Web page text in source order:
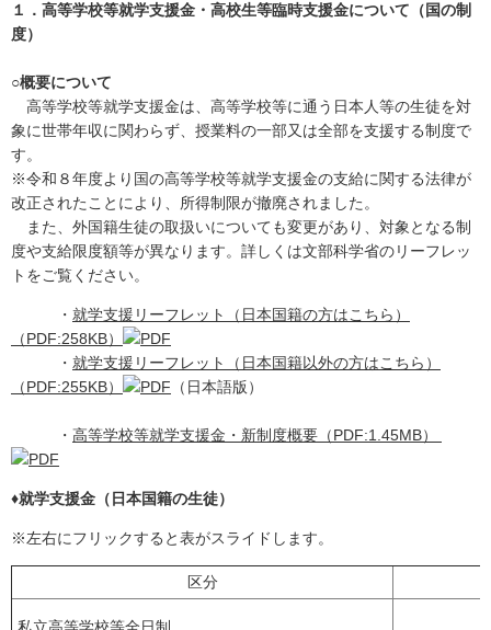
１．高等学校等就学支援金・高校生等臨時支援金について（国の制
度）
○概要について
高等学校等就学支援金は、高等学校等に通う日本人等の生徒を対
象に世帯年収に関わらず、授業料の一部又は全部を支援する制度で
す。
※令和８年度より国の高等学校等就学支援金の支給に関する法律が
改正されたことにより、所得制限が撤廃されました。
また、外国籍生徒の取扱いについても変更があり、対象となる制
度や支給限度額等が異なります。詳しくは文部科学省のリーフレッ
トをご覧ください。
・ 就学支援リーフレット（日本国籍の方はこちら）
（PDF:258KB）
・ 就学支援リーフレット（日本国籍以外の方はこちら）
（PDF:255KB）
（日本語版）
・ 高等学校等就学支援金・新制度概要（PDF:1.45MB）
♦就学支援金（日本国籍の生徒）
※左右にフリックすると表がスライドします。
区分